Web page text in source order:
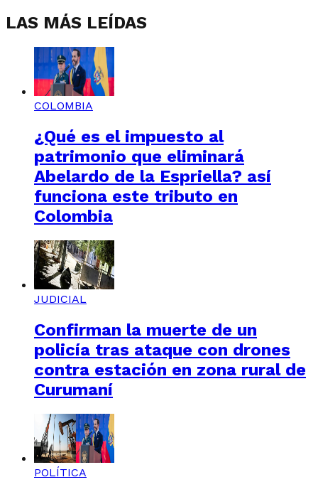
LAS MÁS LEÍDAS
COLOMBIA
¿Qué es el impuesto al
patrimonio que eliminará
Abelardo de la Espriella? así
funciona este tributo en
Colombia
JUDICIAL
Confirman la muerte de un
policía tras ataque con drones
contra estación en zona rural de
Curumaní
POLÍTICA